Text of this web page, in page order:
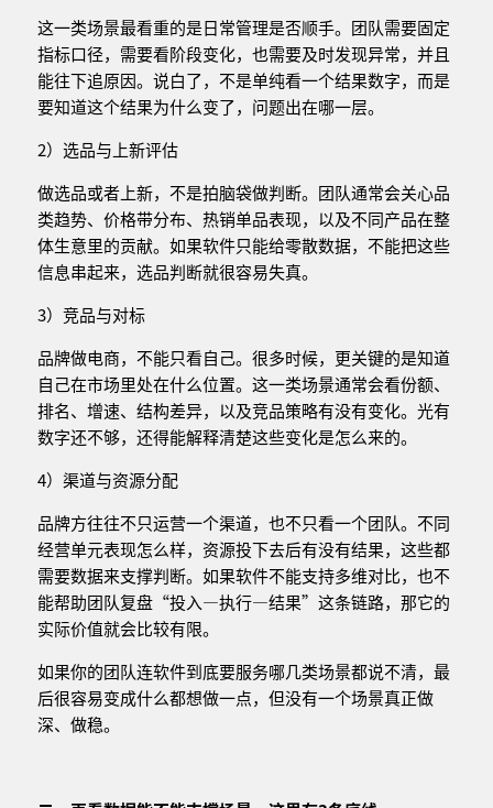
这一类场景最看重的是日常管理是否顺手。团队需要固定
指标口径，需要看阶段变化，也需要及时发现异常，并且
能往下追原因。说白了，不是单纯看一个结果数字，而是
要知道这个结果为什么变了，问题出在哪一层。
2）选品与上新评估
做选品或者上新，不是拍脑袋做判断。团队通常会关心品
类趋势、价格带分布、热销单品表现，以及不同产品在整
体生意里的贡献。如果软件只能给零散数据，不能把这些
信息串起来，选品判断就很容易失真。
3）竞品与对标
品牌做电商，不能只看自己。很多时候，更关键的是知道
自己在市场里处在什么位置。这一类场景通常会看份额、
排名、增速、结构差异，以及竞品策略有没有变化。光有
数字还不够，还得能解释清楚这些变化是怎么来的。
4）渠道与资源分配
品牌方往往不只运营一个渠道，也不只看一个团队。不同
经营单元表现怎么样，资源投下去后有没有结果，这些都
需要数据来支撑判断。如果软件不能支持多维对比，也不
能帮助团队复盘“投入—执行—结果”这条链路，那它的
实际价值就会比较有限。
如果你的团队连软件到底要服务哪几类场景都说不清，最
后很容易变成什么都想做一点，但没有一个场景真正做
深、做稳。